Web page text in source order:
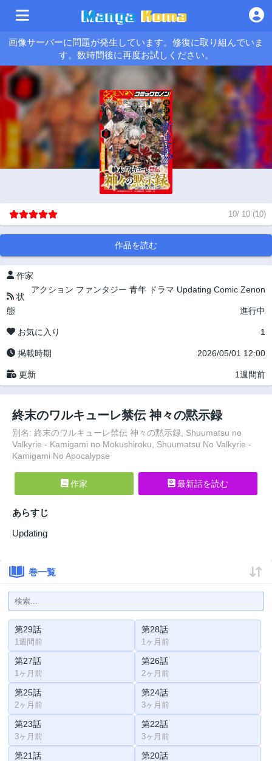
画像サーバーに問題が発生しています。修復に取り組んでいま
す。数時間後に再度お試しください。
10/ 10 (10)
作品を読む
作家
アクション ファンタジー 青年 ドラマ Updating Comic Zenon
状
態
進行中
お気に入り 1
掲載時期 2026/05/01 12:00
更新 1週間前
終末のワルキューレ禁伝 神々の黙示録
別名: 終末のワルキューレ禁伝 神々の黙示録, Shuumatsu no
Valkyrie - Kamigami no Mokushiroku, Shuumatsu No Valkyrie -
Kamigami No Apocalypse
作家 最新話を読む
あらすじ
Updating
巻一覧
第29話
1週間前
第28話
1ヶ月前
第27話
1ヶ月前
第26話
2ヶ月前
第25話
2ヶ月前
第24話
3ヶ月前
第23話
3ヶ月前
第22話
3ヶ月前
第21話 第20話